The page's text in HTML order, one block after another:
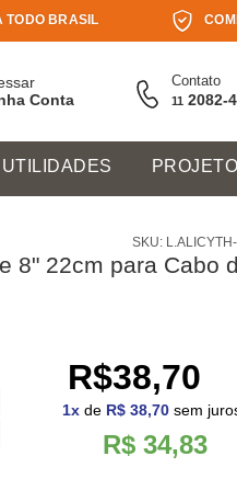
TODO BRASIL
Conta
Contato
11 2082-
UTILIDADES
SKU:
8" 22cm para Cabo
R$38,70
1xde R$ 38,70sem
R$ 34,83